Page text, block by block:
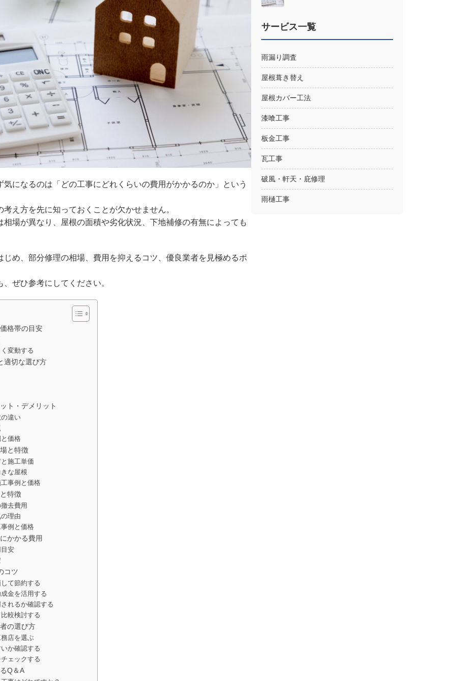
になるのは「どの工事にどれくらいの費用がかかるのか」という
え方を先に知っておくことが欠かせません。
場が異なり、屋根の面積や劣化状況、下地補修の有無によっても
め、部分修理の相場、費用を抑えるコツ、優良業者を見極めるポ
ぜひ参考にしてください。
格帯の目安
変動する
適切な選び方
ト・デメリット
違い
価格
と特徴
施工単価
な屋根
事例と価格
特徴
去費用
理由
例と価格
かかる費用
安
コツ
て節約する
金を活用する
れるか確認する
較検討する
の選び方
店を選ぶ
か確認する
ェックする
Q＆A
サービス一覧
雨漏り調査
屋根葺き替え
屋根カバー工法
漆喰工事
板金工事
瓦工事
破風・軒天・庇修理
雨樋工事